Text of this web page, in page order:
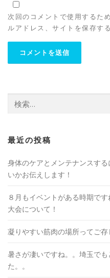
次回のコメントで使用するた
ルアドレス、サイトを保存する
索:
最近の投稿
身体のケアとメンテナンスす
いかお伝えします！
８月もイベントがある時期で
大会について！
凝りやすい筋肉の場所ってご
暑さが凄いですね。。埼玉で
た。。